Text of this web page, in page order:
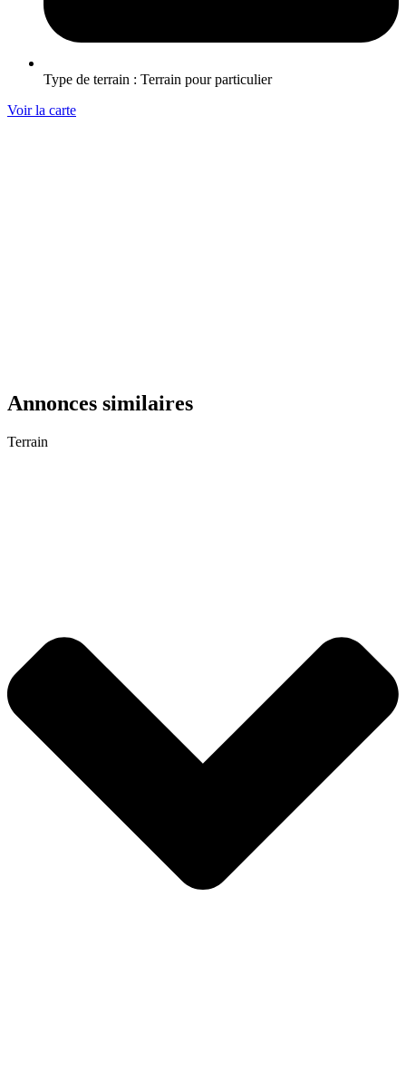
Type de terrain : Terrain pour particulier
Voir la carte
Annonces similaires
Terrain